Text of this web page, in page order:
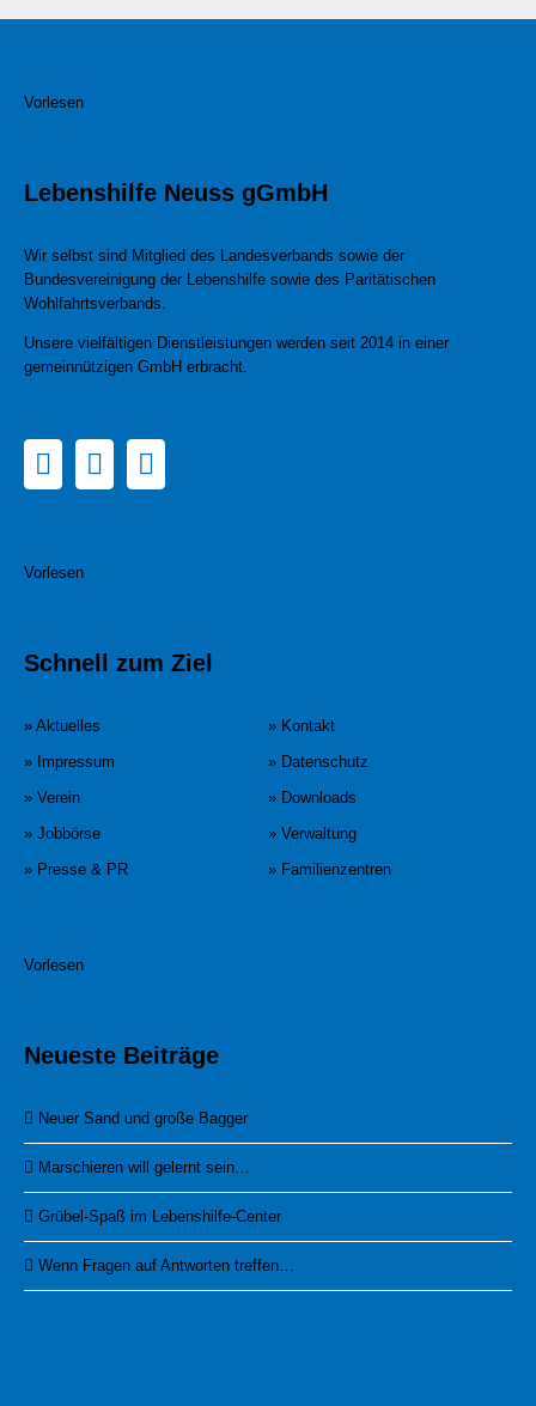
Vorlesen
Lebenshilfe Neuss gGmbH
Wir selbst sind Mitglied des Landesverbands sowie der
Bundesvereinigung der Lebenshilfe sowie des Paritätischen
Wohlfahrtsverbands.
Unsere vielfältigen Dienstleistungen werden seit 2014 in einer
gemeinnützigen GmbH erbracht.
Vorlesen
Schnell zum Ziel
» Aktuelles
» Kontakt
» Impressum
» Datenschutz
» Verein
» Downloads
» Jobbörse
» Verwaltung
» Presse & PR
» Familienzentren
Vorlesen
Neueste Beiträge
Neuer Sand und große Bagger
Marschieren will gelernt sein…
Grübel-Spaß im Lebenshilfe-Center
Wenn Fragen auf Antworten treffen…